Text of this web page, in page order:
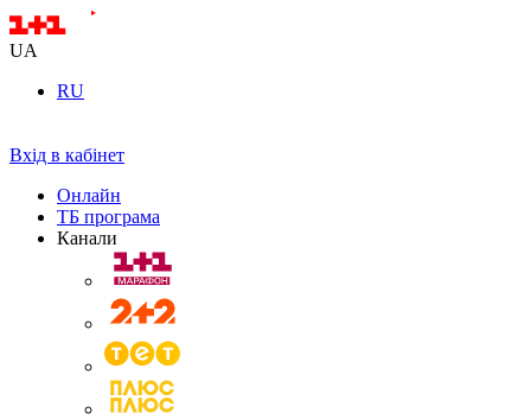
UA
RU
Вхід в кабінет
Онлайн
ТБ програма
Канали